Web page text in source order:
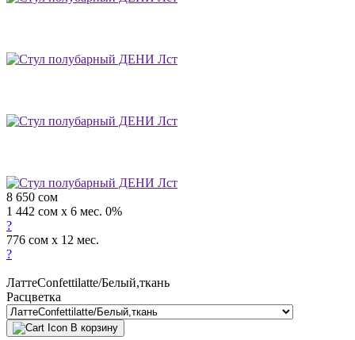
8 650 сом
1 442 сом x 6 мес. 0%
?
776 сом x 12 мес.
?
ЛаттеСonfettilatte/Белый,ткань
Расцветка
В корзину